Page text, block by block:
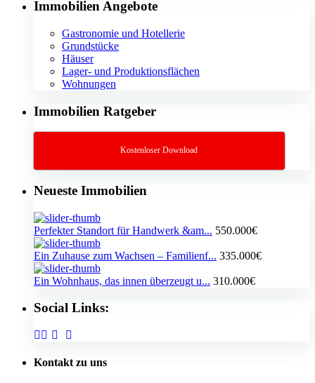
Immobilien Angebote
Gastronomie und Hotellerie
Grundstücke
Häuser
Lager- und Produktionsflächen
Wohnungen
Immobilien Ratgeber
Kostenloser Download
Neueste Immobilien
Perfekter Standort für Handwerk &am... 550.000€
Ein Zuhause zum Wachsen – Familienf... 335.000€
Ein Wohnhaus, das innen überzeugt u... 310.000€
Social Links:
Kontakt zu uns